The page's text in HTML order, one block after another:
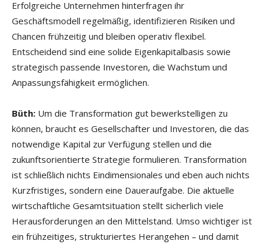
Erfolgreiche Unternehmen hinterfragen ihr
Geschäftsmodell regelmäßig, identifizieren Risiken und
Chancen frühzeitig und bleiben operativ flexibel.
Entscheidend sind eine solide Eigenkapitalbasis sowie
strategisch passende Investoren, die Wachstum und
Anpassungsfähigkeit ermöglichen.
Büth: Um die Transformation gut bewerkstelligen zu
können, braucht es Gesellschafter und Investoren, die das
notwendige Kapital zur Verfügung stellen und die
zukunftsorientierte Strategie formulieren. Transformation
ist schließlich nichts Eindimensionales und eben auch nichts
Kurzfristiges, sondern eine Daueraufgabe. Die aktuelle
wirtschaftliche Gesamtsituation stellt sicherlich viele
Herausforderungen an den Mittelstand. Umso wichtiger ist
ein frühzeitiges, strukturiertes Herangehen – und damit